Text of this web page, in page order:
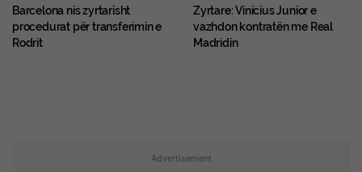
Barcelona nis zyrtarisht
procedurat për transferimin e
Rodrit
Zyrtare: Vinicius Junior e
vazhdon kontratën me Real
Madridin
Advertisement